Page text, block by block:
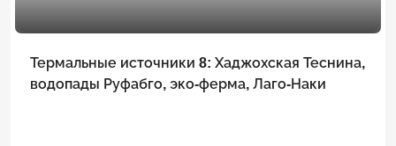
Термальные источники 8: Хаджохская Теснина,
водопады Руфабго, эко-ферма, Лаго-Наки